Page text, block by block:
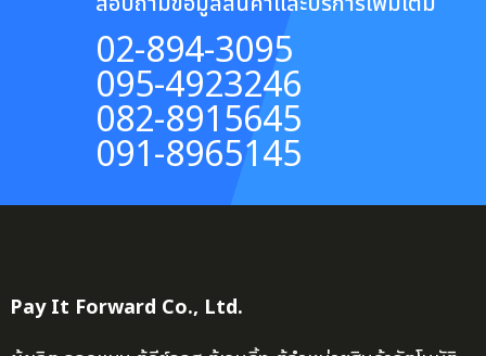
02-894-3095
095-4923246
082-8915645
091-8965145
Pay It Forward Co., Ltd.